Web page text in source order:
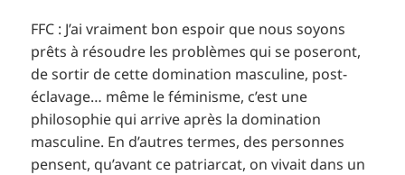
FFC : J’ai vraiment bon espoir que nous soyons
prêts à résoudre les problèmes qui se poseront,
de sortir de cette domination masculine, post-
éclavage… même le féminisme, c’est une
philosophie qui arrive après la domination
masculine. En d’autres termes, des personnes
pensent, qu’avant ce patriarcat, on vivait dans un